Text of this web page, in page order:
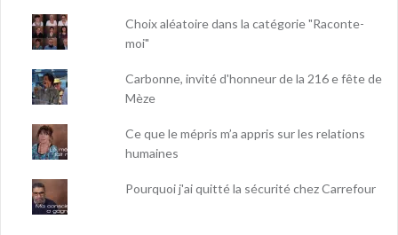
Choix aléatoire dans la catégorie "Raconte-
moi"
Carbonne, invité d'honneur de la 216 e fête de
Mèze
Ce que le mépris m’a appris sur les relations
humaines
Pourquoi j'ai quitté la sécurité chez Carrefour